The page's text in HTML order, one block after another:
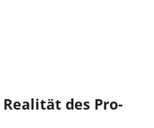
des Pro-